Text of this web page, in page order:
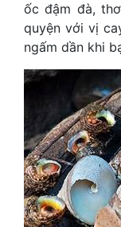
ốc đậm đà,
quyện với vị
ngấm dần khi